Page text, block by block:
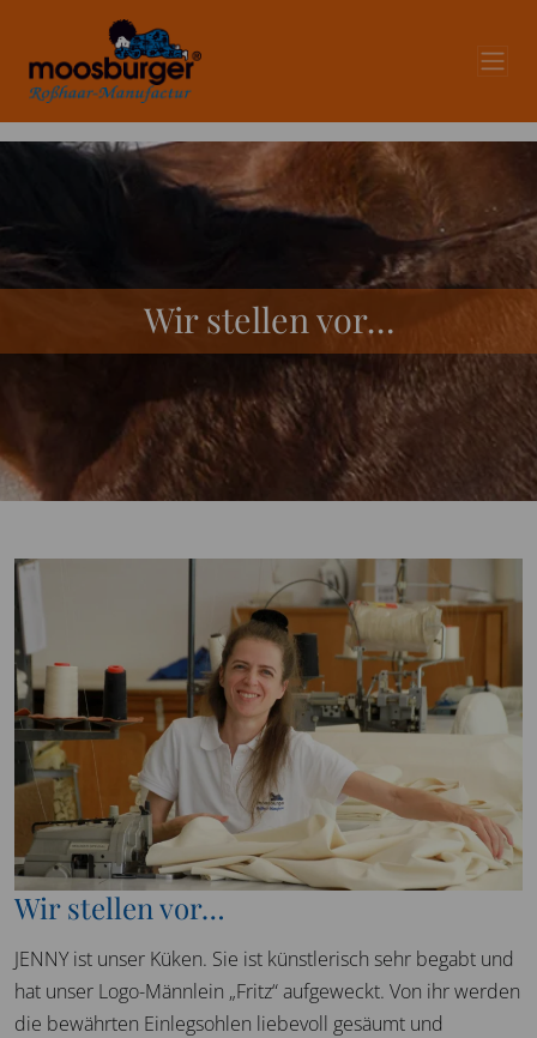
Wir stellen vor…
Wir stellen vor…
JENNY ist unser Küken. Sie ist künstlerisch sehr begabt und
hat unser Logo-Männlein „Fritz“ aufgeweckt. Von ihr werden
die bewährten Einlegsohlen liebevoll gesäumt und